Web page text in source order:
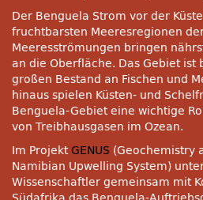
Der Benguela Strom vor der
fruchtbarsten Meeresregionen
Meeresströmungen bringen
an die Oberfläche. Das Gebiet ist
großen Bestand an Fischen und
hinaus spielen Küsten- und
Benguela-Gebiet eine wichtige
von Treibhausgasen im Ozean.
Im ProjektGENUS (Geochemistry
Namibian Upwelling System)
Wissenschaftler gemeinsam mit